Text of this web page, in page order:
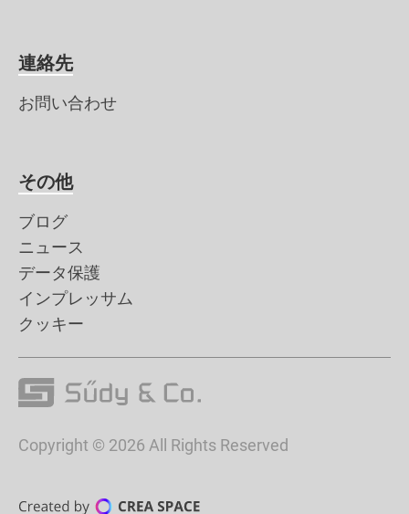
連絡先
お問い合わせ
その他
ブログ
ニュース
データ保護
インプレッサム
クッキー
Copyright © 2026 All Rights Reserved